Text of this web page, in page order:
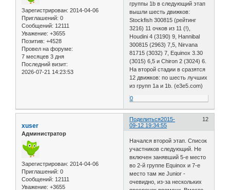
Зарегистрирован: 2014-04-06
Приглашений: 0
Сообщений: 12111
Уважение: +3655
Позитив: +4528
Провел на форуме:
7 месяцев 3 дня
Последний визит:
2026-07-21 14:23:53
группы 1b в следующий этап
вышли шесть движков:
Stockfish 300815 (рейтинг
3216) 11 очков из 11 (!),
Houdini 4 (3190) 9, Hannibal
300815 (2963) 7,5, Nirvana
81715 (3032) 7, Equinox 3.30
(3015) 6,5 и Chiron 2 (3024) 6.
На второй стадии в сразятся
12 движков: по шесть лучших
из групп 1a и 1b. (e3e5.com)
0
Поделиться 12
2015-
09-12 19:34:55
xuser
Администратор
Зарегистрирован: 2014-04-06
Приглашений: 0
Сообщений: 12111
Уважение: +3655
Начался второй этап. Список
участников следующий. Не
включен занявший 5-е место
во 2-й группе Equinox и 7-е
место там же Junior -
очевидно, из-за нескольких